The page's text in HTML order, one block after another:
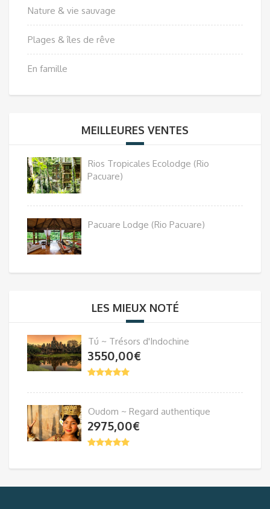
Nature & vie sauvage
Plages & îles de rêve
En famille
MEILLEURES VENTES
Rios Tropicales Ecolodge (Rio
Pacuare)
Pacuare Lodge (Rio Pacuare)
LES MIEUX NOTÉ
Tú ~ Trésors d'Indochine
3550,00€
Oudom ~ Regard authentique
2975,00€